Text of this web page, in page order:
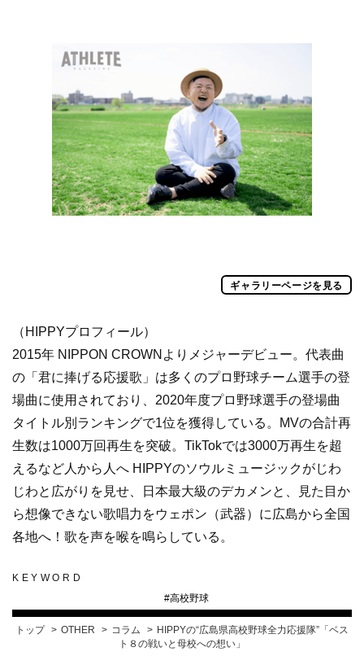
ギャラリーページを見る
（HIPPYプロフィール）
2015年 NIPPON CROWNよりメジャーデビュー。代表曲
の「君に捧げる応援歌」は多くのプロ野球チーム選手の登
場曲に使用されており、2020年度プロ野球選手の登場曲
タイトル別ランキングで1位を獲得している。MVの合計再
生数は1000万回再生を突破。TikTokでは3000万再生を超
えるなど人から人へ HIPPYのソウルミュージックがじわ
じわと広がりを見せ、日本最大級のデカメンと、見た目か
ら想像できない歌唱力をウェポン（武器）に広島から全国
各地へ！歌を声を喉を鳴らしている。
KEYWORD
#高校野球
トップ OTHER コラム
HIPPYの“広島県高校野球全力応援隊”「ベス
ト８の戦いと母校への想い」